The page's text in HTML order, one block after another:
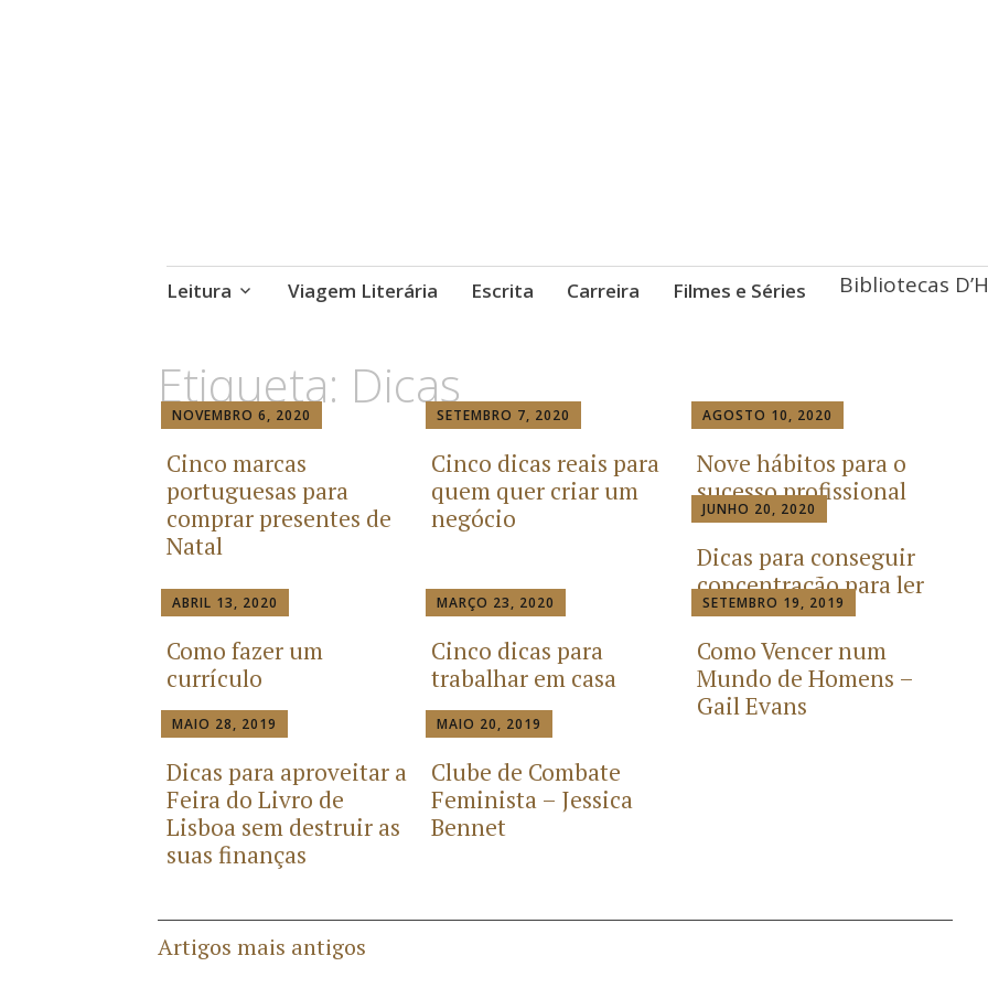
Leitura Viagem Literária Escrita Carreira Filmes e Séries Bibliotecas
Etiqueta: Dicas
NOVEMBRO 6, 2020
Cinco marcas
portuguesas para
comprar presentes de
Natal
SETEMBRO 7, 2020
Cinco dicas reais para
quem quer criar um
negócio
AGOSTO 10, 2020
Nove hábitos para o
sucesso profissional
JUNHO 20, 2020
Dicas para conseguir
concentração para ler
ABRIL 13, 2020
Como fazer um
currículo
MARÇO 23, 2020
Cinco dicas para
trabalhar em casa
SETEMBRO 19, 2019
Como Vencer num
Mundo de Homens –
Gail Evans
MAIO 28, 2019
Dicas para aproveitar a
Feira do Livro de
Lisboa sem destruir as
suas finanças
MAIO 20, 2019
Clube de Combate
Feminista – Jessica
Bennet
Artigos mais antigos